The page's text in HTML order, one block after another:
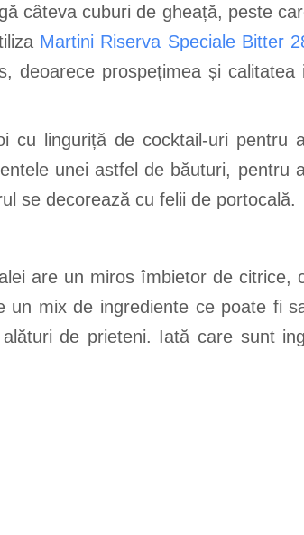
câteva cuburi de gheață, peste
Martini Riserva Speciale Bitter
deoarece prospețimea și calitatea
cu linguriță de cocktail-uri pentru
unei astfel de băuturi,
se decorează cu felii de portocală.
are un miros îmbietor de citrice,
un mix de ingrediente ce poate fi
de prieteni. Iată care sunt